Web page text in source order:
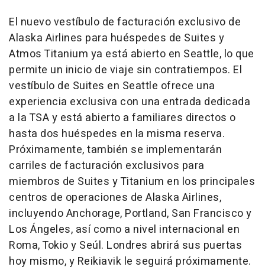
El nuevo vestíbulo de facturación exclusivo de
Alaska Airlines para huéspedes de Suites y
Atmos Titanium ya está abierto en Seattle, lo que
permite un inicio de viaje sin contratiempos. El
vestíbulo de Suites en Seattle ofrece una
experiencia exclusiva con una entrada dedicada
a la TSA y está abierto a familiares directos o
hasta dos huéspedes en la misma reserva.
Próximamente, también se implementarán
carriles de facturación exclusivos para
miembros de Suites y Titanium en los principales
centros de operaciones de Alaska Airlines,
incluyendo Anchorage, Portland, San Francisco y
Los Ángeles, así como a nivel internacional en
Roma, Tokio y Seúl. Londres abrirá sus puertas
hoy mismo, y Reikiavik le seguirá próximamente.